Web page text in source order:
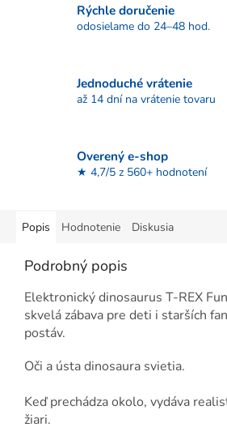
Rýchle doručenie
odosielame do 24–48 hod.
Jednoduché vrátenie
až 14 dní na vrátenie tovaru
Overený e-shop
★ 4,7/5 z 560+ hodnotení
Popis Hodnotenie Diskusia
Podrobný popis
Elektronický dinosaurus T-REX
skvelá zábava pre deti i starších
postáv.
Oči a ústa dinosaura svietia.
Keď prechádza okolo, vydáva
žiari.